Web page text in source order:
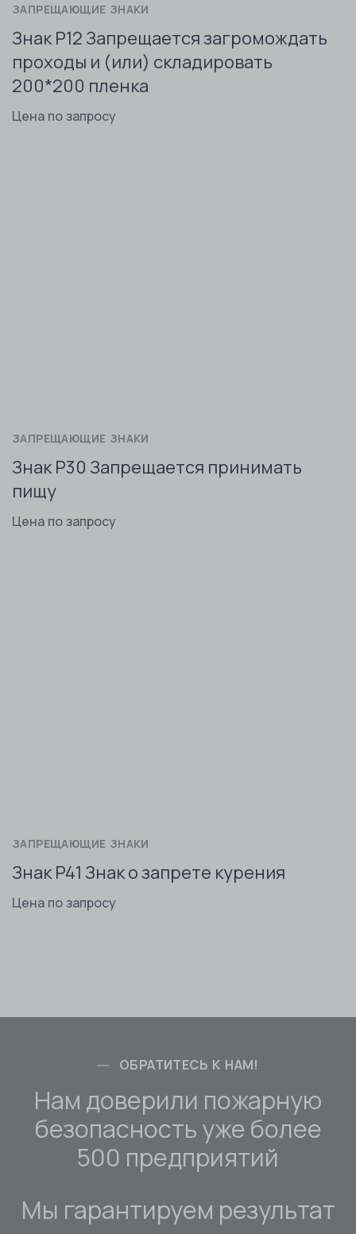
ЗАПРЕЩАЮЩИЕ ЗНАКИ
Знак P12 Запрещается загромождать
проходы и (или) складировать
200*200 пленка
Цена по запросу
ЗАПРЕЩАЮЩИЕ ЗНАКИ
Знак P30 Запрещается принимать
пищу
Цена по запросу
ЗАПРЕЩАЮЩИЕ ЗНАКИ
Знак P41 Знак о запрете курения
Цена по запросу
ОБРАТИТЕСЬ К НАМ!
Нам доверили пожарную
безопасность уже более
500 предприятий
Мы гарантируем результат